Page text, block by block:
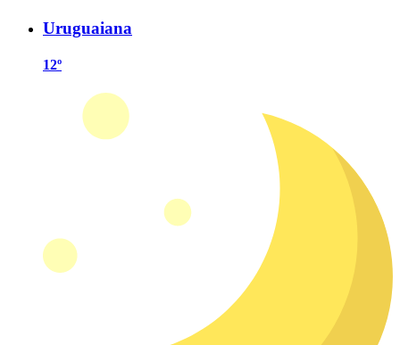
Uruguaiana
12º